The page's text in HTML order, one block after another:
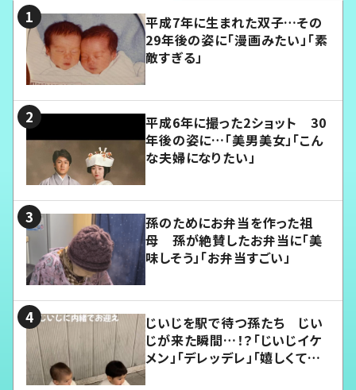
平成7年に生まれた双子…その
29年後の姿に「漫画みたい」「素
敵すぎる」
平成6年に撮った2ショット 30
年後の姿に…「美男美女」「こん
な夫婦になりたい」
孫のためにお弁当を作った祖
母 孫が絶賛したお弁当に「美
味しそう」「お弁当すごい」
じいじを駅で待つ孫たち じい
じが来た瞬間…！？「じいじイケ
メン」「デレッデレ」「嬉しくて可